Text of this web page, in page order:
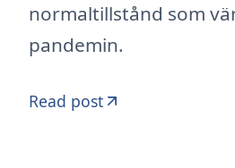
normaltillstånd som
pandemin.
Read post